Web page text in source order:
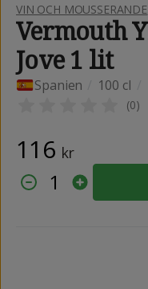
VIN OCH MOUSSERANDE
Vermouth
Jove 1 lit
Spanien 100 cl
(0)
116 kr
1